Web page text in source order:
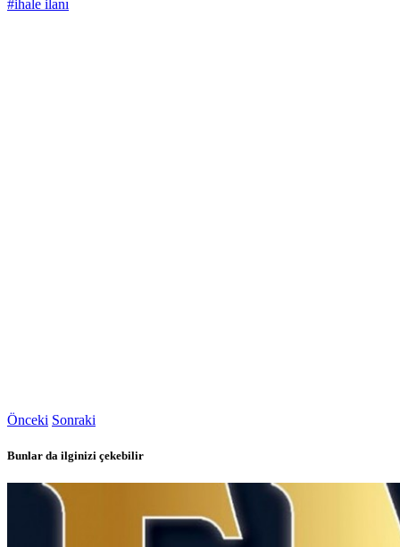
#ihale ilanı
Önceki Sonraki
Bunlar da ilginizi çekebilir